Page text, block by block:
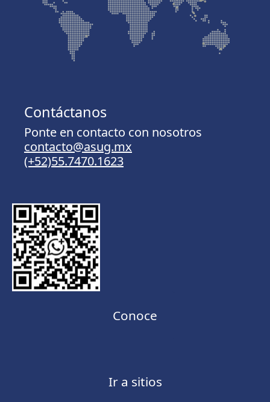
Contáctanos
Ponte en contacto con nosotros
contacto@asug.mx
(+52)55.7470.1623
Conoce
Ir a sitios